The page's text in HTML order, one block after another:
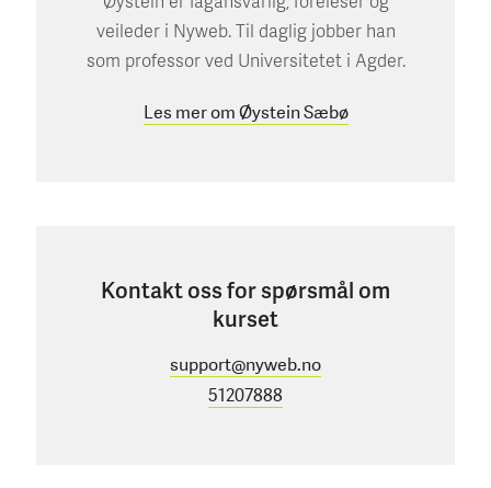
veileder i Nyweb. Til daglig jobber han
som professor ved Universitetet i Agder.
Les mer om Øystein Sæbø
Kontakt oss for spørsmål om
kurset
support@nyweb.no
51207888